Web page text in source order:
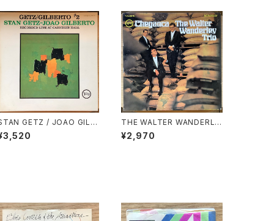
GETZ / JOAO GILB
/ GETZ / GILBERTO
THE WALTER WANDERLE
Y TRIO / CHEGANCA
¥2,970